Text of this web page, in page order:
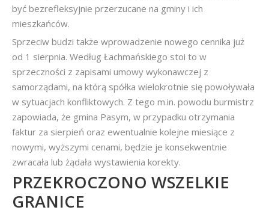
być bezrefleksyjnie przerzucane na gminy i ich
mieszkańców.
Sprzeciw budzi także wprowadzenie nowego cennika już
od 1 sierpnia. Według Łachmańskiego stoi to w
sprzeczności z zapisami umowy wykonawczej z
samorządami, na którą spółka wielokrotnie się powoływała
w sytuacjach konfliktowych. Z tego m.in. powodu burmistrz
zapowiada, że gmina Pasym, w przypadku otrzymania
faktur za sierpień oraz ewentualnie kolejne miesiące z
nowymi, wyższymi cenami, będzie je konsekwentnie
zwracała lub żądała wystawienia korekty.
PRZEKROCZONO WSZELKIE
GRANICE